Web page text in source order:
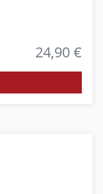
24,90 €